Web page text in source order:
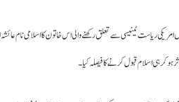
امریکی ریاست ٹینیسی سے تعلق رکھنے والی اس خاتون کا اسلامی نام
ہو کرہی اسلام قبول کر نے کا فیصلہ کیا۔